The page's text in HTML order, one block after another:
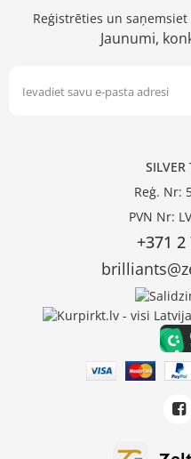
Reģistrēties un
Jaunumi,
SILVER
Reģ. Nr:
PVN Nr:
+371 2